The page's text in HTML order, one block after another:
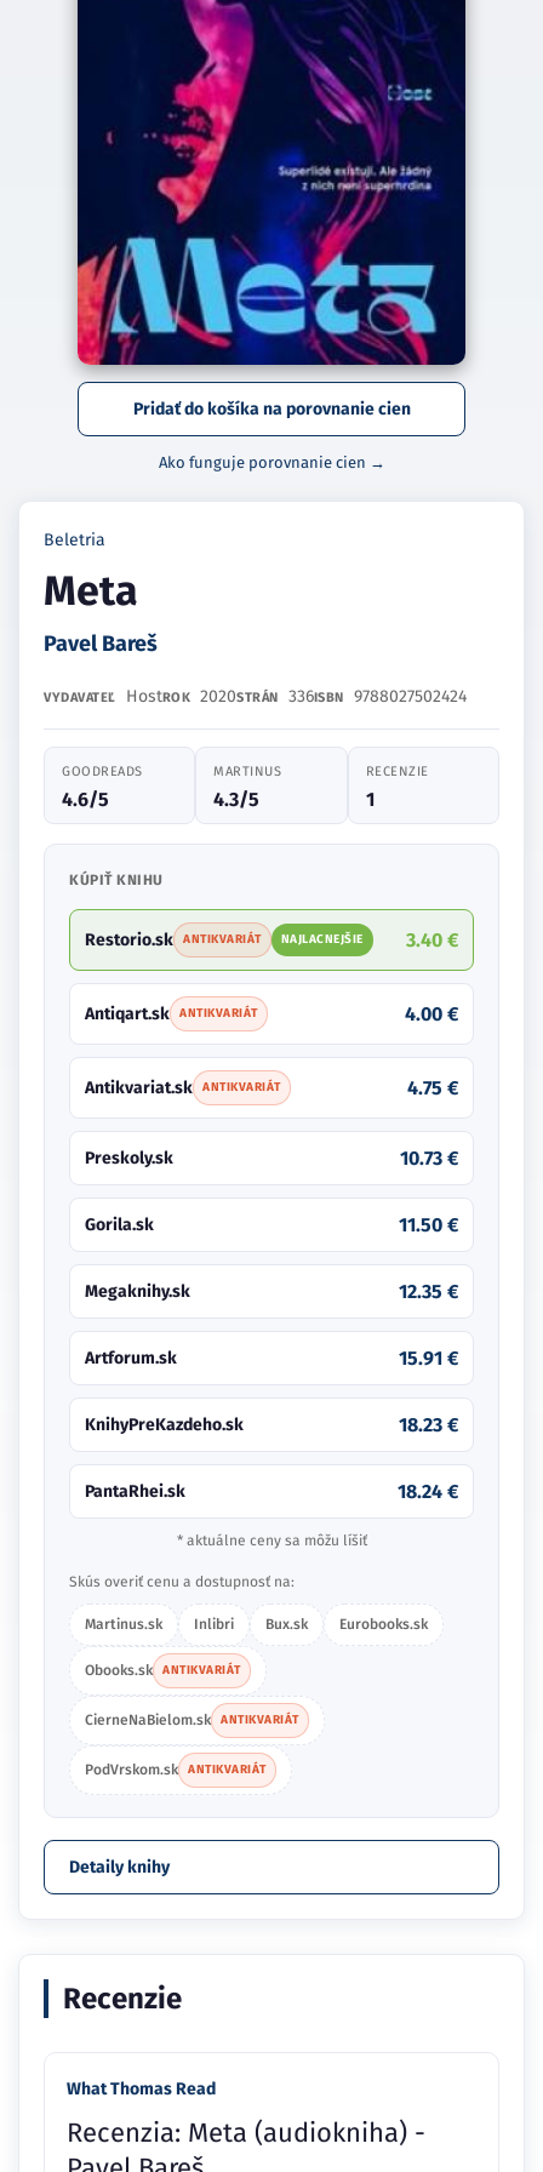
Pridať do košíka na porovnanie cien
Ako funguje porovnanie cien →
Beletria
Meta
Pavel Bareš
VYDAVATEĽ HostROK 2020STRÁN 336ISBN 9788027502424
GOODREADS
4.6/5
MARTINUS
4.3/5
RECENZIE
1
KÚPIŤ KNIHU
Restorio.sk ANTIKVARIÁT NAJLACNEJŠIE 3.40 €
Antiqart.sk ANTIKVARIÁT 4.00 €
Antikvariat.sk ANTIKVARIÁT 4.75 €
Preskoly.sk 10.73 €
Gorila.sk 11.50 €
Megaknihy.sk 12.35 €
Artforum.sk 15.91 €
KnihyPreKazdeho.sk 18.23 €
PantaRhei.sk 18.24 €
* aktuálne ceny sa môžu líšiť
Skús overiť cenu a dostupnosť na:
Martinus.sk Inlibri Bux.sk Eurobooks.sk
Obooks.sk ANTIKVARIÁT
CierneNaBielom.sk ANTIKVARIÁT
PodVrskom.sk ANTIKVARIÁT
Detaily knihy
Recenzie
What Thomas Read
Recenzia: Meta (audiokniha) -